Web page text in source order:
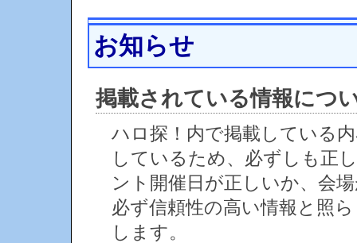
お知らせ
掲載されている情報につ
ハロ探！内で掲載している
しているため、必ずしも正
ント開催日が正しいか、会
必ず信頼性の高い情報と照
します。